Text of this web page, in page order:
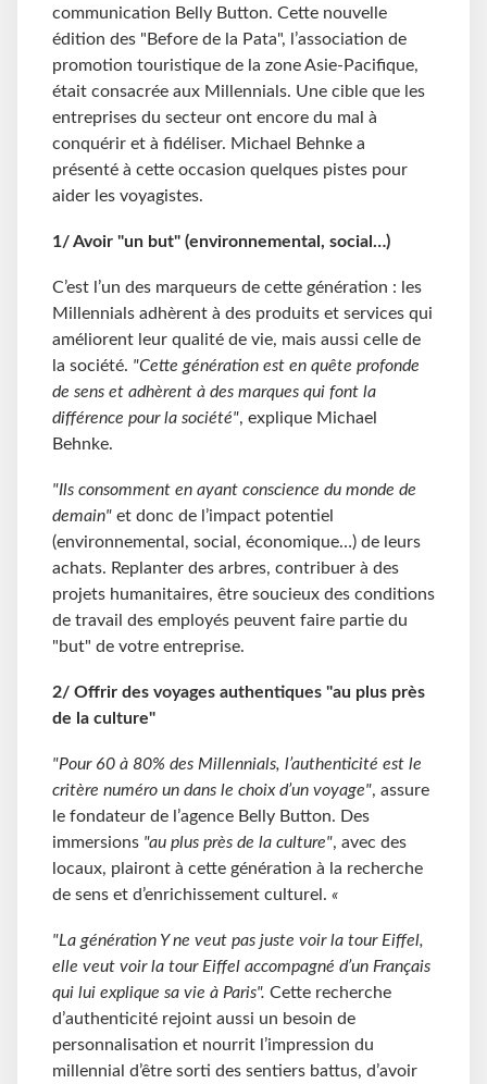
communication Belly Button. Cette nouvelle
édition des "Before de la Pata", l’association de
promotion touristique de la zone Asie-Pacifique,
était consacrée aux Millennials. Une cible que les
entreprises du secteur ont encore du mal à
conquérir et à fidéliser. Michael Behnke a
présenté à cette occasion quelques pistes pour
aider les voyagistes.
1/Avoir "un but" (environnemental, social…)
C’est l’un des marqueurs de cette génération : les
Millennials adhèrent à des produits et services qui
améliorent leur qualité de vie, mais aussi celle de
la société. "Cette génération est en quête profonde
de sens et adhèrent à des marques qui font la
différence pour la société", explique Michael
Behnke.
"Ils consomment en ayant conscience du monde de
demain" et donc de l’impact potentiel
(environnemental, social, économique…) de leurs
achats. Replanter des arbres, contribuer à des
projets humanitaires, être soucieux des conditions
de travail des employés peuvent faire partie du
"but" de votre entreprise.
2/ Offrir des voyages authentiques "au plus près
de la culture"
"Pour 60 à 80% des Millennials, l’authenticité est le
critère numéro un dans le choix d’un voyage", assure
le fondateur de l’agence Belly Button. Des
immersions "au plus près de la culture", avec des
locaux, plairont à cette génération à la recherche
de sens et d’enrichissement culturel. «
"La génération Y ne veut pas juste voir la tour Eiffel,
elle veut voir la tour Eiffel accompagné d’un Français
qui lui explique sa vie à Paris". Cette recherche
d’authenticité rejoint aussi un besoin de
personnalisation et nourrit l’impression du
millennial d’être sorti des sentiers battus, d’avoir